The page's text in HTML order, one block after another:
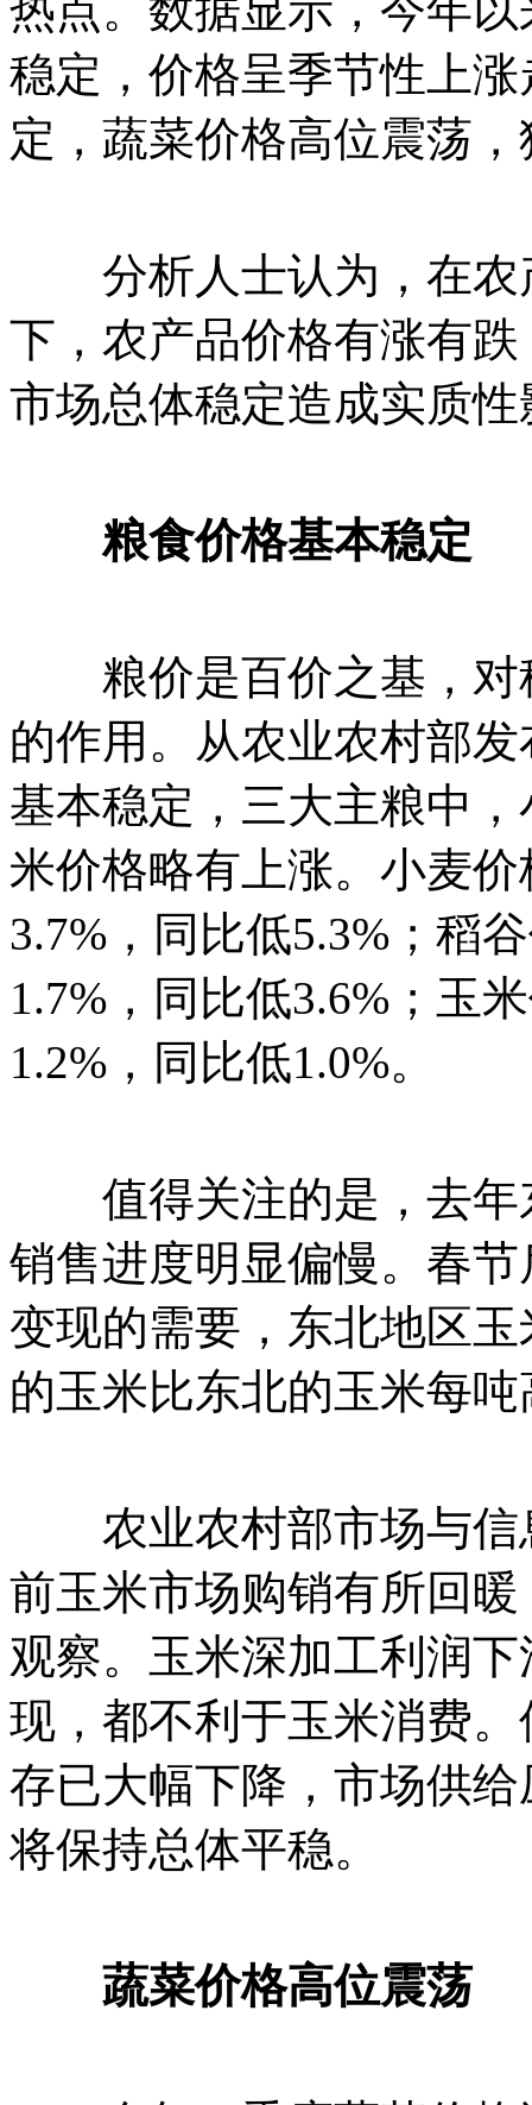
稳定，价格呈季节性上
定，蔬菜价格高位震荡
分析人士认为，在农
下，农产品价格有涨有
市场总体稳定造成实质性
粮食价格基本稳定
粮价是百价之基，对
的作用。从农业农村部
基本稳定，三大主粮中
米价格略有上涨。小麦
3.7%，同比低5.3%；稻
1.7%，同比低3.6%；玉
1.2%，同比低1.0%。
值得关注的是，去年
销售进度明显偏慢。春
变现的需要，东北地区
的玉米比东北的玉米每吨
农业农村部市场与信
前玉米市场购销有所回
观察。玉米深加工利润
现，都不利于玉米消费
存已大幅下降，市场供
将保持总体平稳。
蔬菜价格高位震荡